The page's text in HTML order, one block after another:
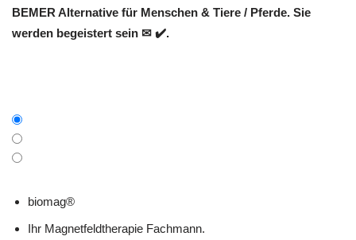
BEMER Alternative für Menschen & Tiere / Pferde. Sie
werden begeistert sein ✉ ✔️.
biomag®
Ihr Magnetfeldtherapie Fachmann.